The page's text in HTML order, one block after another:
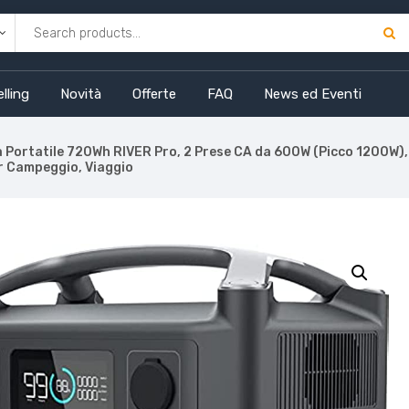
Novità Offerte FAQ News ed Eventi
720Wh RIVER Pro, 2 Prese CA da 600W (Picco
Viaggio